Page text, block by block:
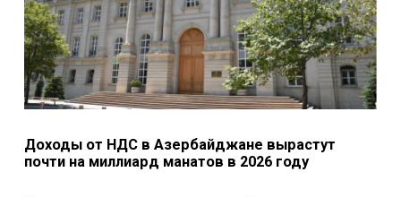
Доходы от НДС в Азербайджане вырастут
почти на миллиард манатов в 2026 году